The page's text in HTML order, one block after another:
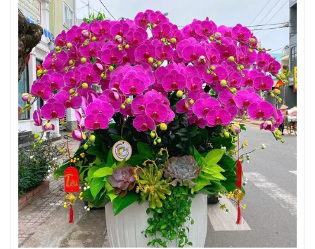
Hoa Lan Hồ Điệp Tết Hải Phòng 31